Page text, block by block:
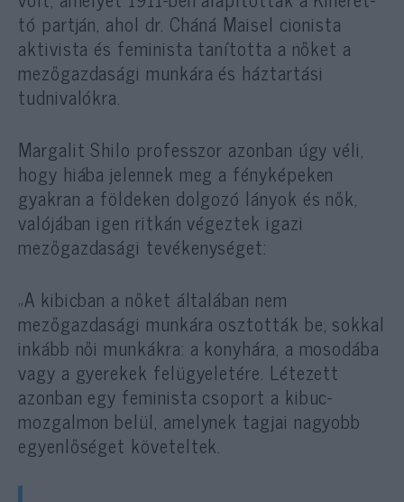
tó partján, ahol dr. Cháná Maisel cionista
aktivista és feminista tanította a nőket a
mezőgazdasági munkára és háztartási
tudnivalókra.
Margalit Shilo professzor azonban úgy véli,
hogy hiába jelennek meg a fényképeken
gyakran a földeken dolgozó lányok és nők,
valójában igen ritkán végeztek igazi
mezőgazdasági tevékenységet:
„A kibicban a nőket általában nem
mezőgazdasági munkára osztották be, sokkal
inkább női munkákra: a konyhára, a mosodába
vagy a gyerekek felügyeletére. Létezett
azonban egy feminista csoport a kibuc-
mozgalmon belül, amelynek tagjai nagyobb
egyenlőséget követeltek.